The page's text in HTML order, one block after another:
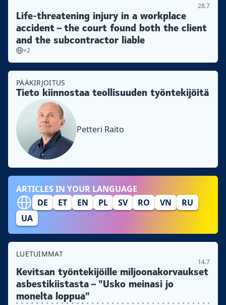
28.7
Life-threatening injury in a workplace
accident – the court found both the client
and the subcontractor liable
+2
PÄÄKIRJOITUS
Tieto kiinnostaa teollisuuden työntekijöitä
Petteri Raito
ARTICLES IN YOUR LANGUAGE
DE
ET EN PL SV RO VN
RU
UA
LUETUIMMAT
14.7
Kevitsan työntekijöille miljoonakorvaukset
asbestikiistasta – ”Usko meinasi jo
monelta loppua”